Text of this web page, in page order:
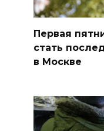
Первая
стать
в Москве